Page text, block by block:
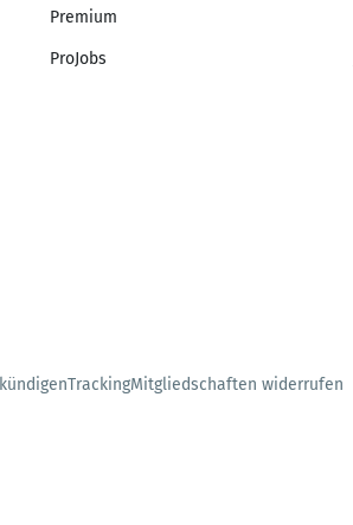
Premium
ProJobs
TrackingMitgliedschaften widerrufen